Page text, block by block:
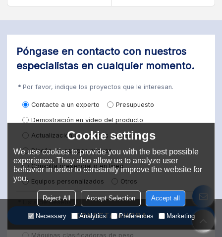
CONECTA AHORA
Póngase en contacto con nuestros
especialistas en cualquier momento.
Por favor, indique los proyectos que le interesan.
Contacte a un experto Presupuesto
Demostración en vídeo del producto
Actualización de equipos existentes
Diseño de equipos nuevos
Consulta presencial o en línea
Equipos personalizados Otros
Lista de deseos
Básculas de control automáticas
Máquinas clasificadoras de peso
Cookie settings
We use cookies to provide you with the best possible
experience. They also allow us to analyze user
behavior in order to constantly improve the website for
you.
Reject All Accept Selection Accept all
Necessary Analytics Preferences Marketing